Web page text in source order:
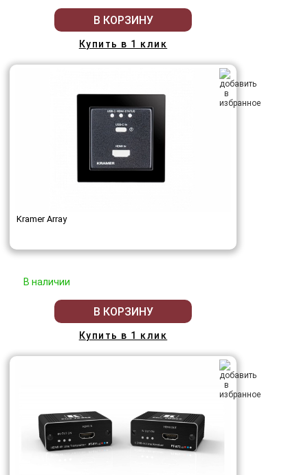
В КОРЗИНУ
Купить в 1 клик
Kramer Array
В наличии
В КОРЗИНУ
Купить в 1 клик